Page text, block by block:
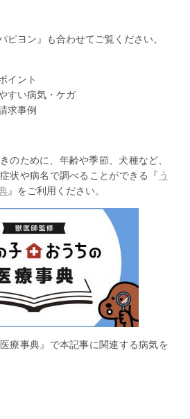
ヨン』も合わせてご覧ください。
イント
すい病気・ケガ
求事例
のために、年齢や季節、犬種など、
状や病名で調べることができる『 う
』をご利用ください。
療事典』で本記事に関連する病気を